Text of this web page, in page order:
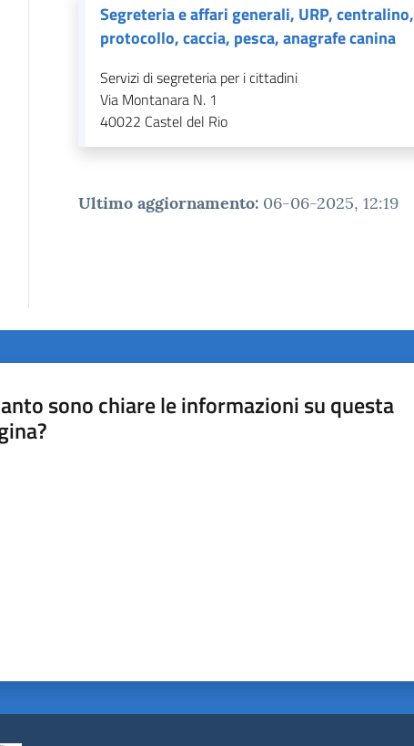
Segreteria e affari generali, URP, centralino,
protocollo, caccia, pesca, anagrafe canina
Servizi di segreteria per i cittadini
Via Montanara N. 1
40022 Castel del Rio
Ultimo aggiornamento: 06-06-2025, 12:19
sono chiare le informazioni su questa